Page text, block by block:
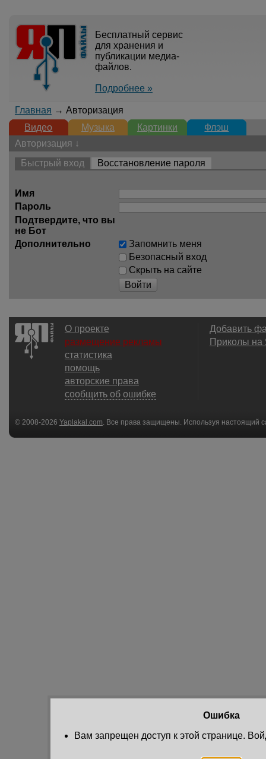
Бесплатный сервис
для хранения и
публикации медиа-
файлов.
Подробнее »
Главная → Авторизация
Видео
Музыка Картинки
Флэш
Авторизация ↓
Быстрый вход
Восстановление пароля
Имя
Пароль
Подтвердите, что вы
не Бот
Дополнительно
Запомнить меня
Безопасный вход
Скрыть на сайте
Войти
О проекте
размещение рекламы
статистика
помощь
авторские права
сообщить об ошибке
Добавить
Приколы
© 2008-2026 Yaplakal.com . Все права защищены. Используя настоящий
соглашения.
Ошибка
Вам запрещен доступ к этой странице.